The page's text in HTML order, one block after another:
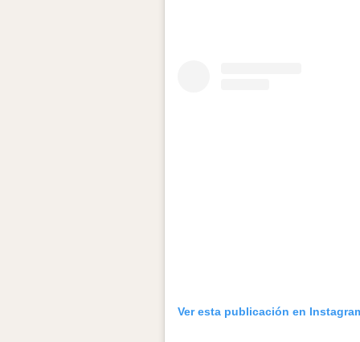
Ver esta publicación en